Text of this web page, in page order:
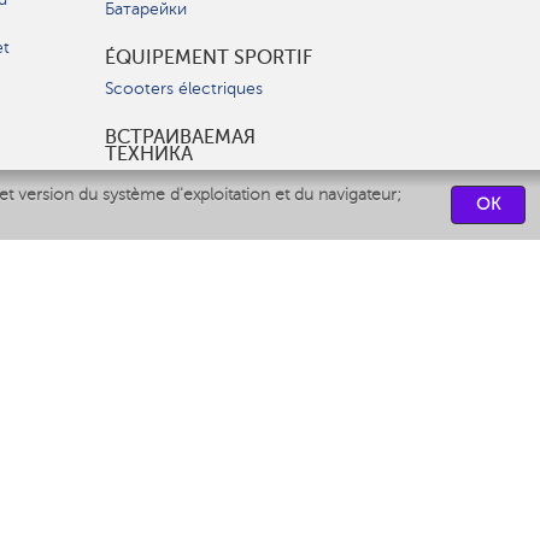
version du système d'exploitation et du navigateur;
OK
Батарейки
ÉQUIPEMENT SPORTIF
Scooters électriques
ВСТРАИВАЕМАЯ
ТЕХНИКА
Вытяжки
Духовые шкафы